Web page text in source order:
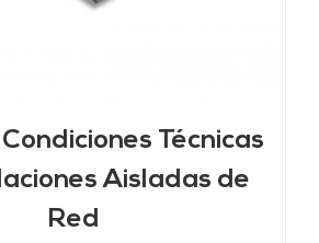
Técnicas
Aisladas de
Red